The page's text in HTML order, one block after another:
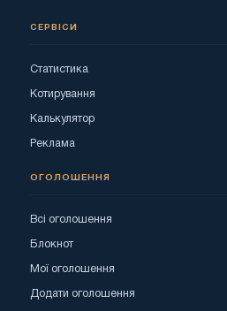
СЕРВІСИ
Статистика
Котирування
Калькулятор
Реклама
ОГОЛОШЕННЯ
Всі оголошення
Блокнот
Мої оголошення
Додати оголошення